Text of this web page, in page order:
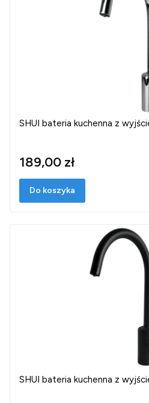
SHUI bateria kuchenna z
189,00 zł
Do koszyka
SHUI bateria kuchenna z